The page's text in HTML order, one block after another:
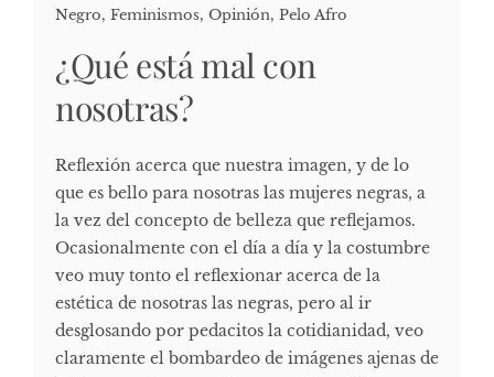
Negro, Feminismos, Opinión, Pelo Afro
¿Qué está mal con
nosotras?
Reflexión acerca que nuestra imagen, y de lo
que es bello para nosotras las mujeres negras, a
la vez del concepto de belleza que reflejamos.
Ocasionalmente con el día a día y la costumbre
veo muy tonto el reflexionar acerca de la
estética de nosotras las negras, pero al ir
desglosando por pedacitos la cotidianidad, veo
claramente el bombardeo de imágenes ajenas de